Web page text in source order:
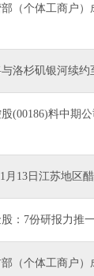
（个体工商户
洛杉矶银河续约
股(00186)料中期
月13日江苏地区
：7份研报力推
（个体工商户）